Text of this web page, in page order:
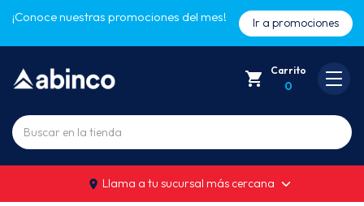
¡Conoce nuestras promociones del mes! Ir a promociones
Buscar
Carrito
0
Llama a tu sucursal más cercana